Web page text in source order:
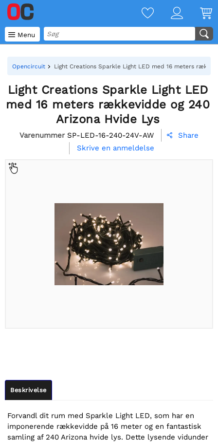
 Menu
Opencircuit Light Creations Sparkle Light LED med 16 meters
Light Creations Sparkle Light LED
med 16 meters rækkevidde og 240
Arizona Hvide Lys
Varenummer SP-LED-16-240-24V-AW 
Share
Skrive en anmeldelse
Beskrivelse
Forvandl dit rum med Sparkle Light LED, som har en
imponerende rækkevidde på 16 meter og en fantastisk
samling af 240 Arizona hvide lys. Dette lysende vidunder